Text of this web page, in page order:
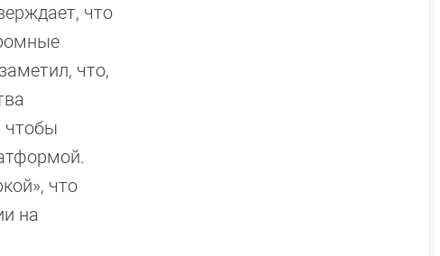
что
что,
чтобы
что
на